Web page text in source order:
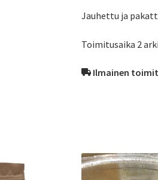
Jauhettu ja
Toimitusaika 2
Ilmainen